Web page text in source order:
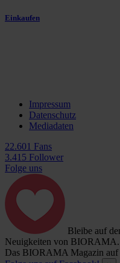
Einkaufen
Impressum
Datenschutz
Mediadaten
22.601 Fans
3.415 Follower
Folge uns
Bleibe auf
Neuigkeiten von BIORAMA.
Das BIORAMA Magazin auf